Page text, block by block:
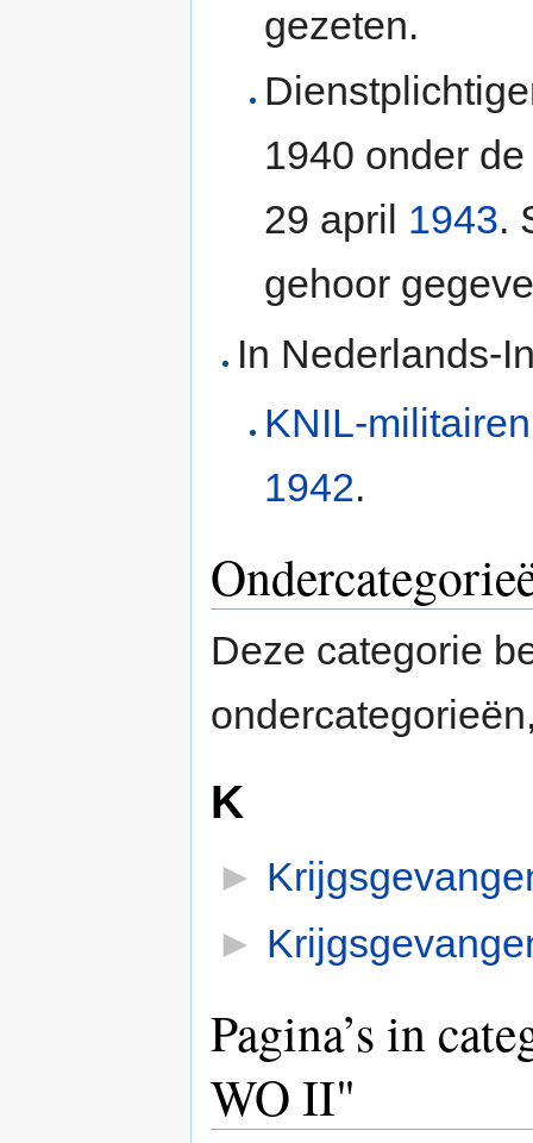
gezeten.
1940 onder
29 april 1943.
gehoor
In Nederlands-
KNIL-militairen
1942.
Deze categorie
K
►
►
Pagina’s in
WO II"